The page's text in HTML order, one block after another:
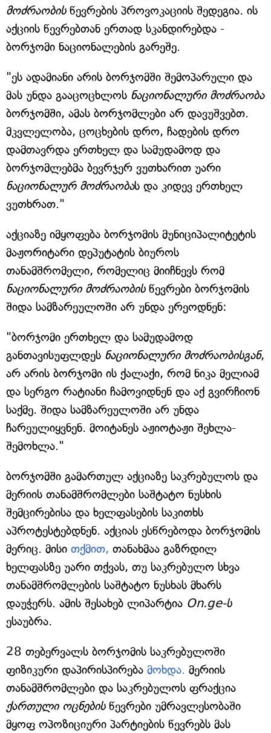
მოძრაობისწევრების პროვოკაციის შედეგია. ის
აქციის წევრებთან ერთად სკანდირებდა -
ბორჯომი ნაციონალების გარეშე.
"ეს ადამიანი არის ბორჯომში შემოპარული და
მას უნდა გააცოცხლოს ნაციონალური მოძრაობა
ბორჯომში, ამას ბორჯომლები არ დავუშვებთ.
მკვლელობა, ცოცხების დრო, ჩადების დრო
დამთავრდა ერთხელ და სამუდამოდ და
ბორჯომლებმა ბევრჯერ ვუთხარით უარი
ნაციონალურ მოძრაობას და კიდევ ერთხელ
ვუთხრათ."
აქციაზე იმყოფება ბორჯომის მუნიციპალიტეტის
მაჟორიტარი დეპუტატის ბიუროს
თანამშრომელი, რომელიც მიიჩნევს რომ
ნაციონალური მოძრაობისწევრები ბორჯომის
შიდა სამზარეულოში არ უნდა ერეოდნენ:
"ბორჯომი ერთხელ და სამუდამოდ
განთავისუფლდეს ნაციონალური მოძრაობისგან,
არ არის ბორჯომი ის ქალაქი, რომ ნიკა მელიამ
და სერგო რატიანი ჩამოვიდნენ და აქ გვირჩიონ
საქმე. შიდა სამზარეულოში არ უნდა
ჩარეულიყვნენ. მოიტანეს აჟიოტაჟი შეხლა-
შემოხლა."
ბორჯომში გამართულ აქციაზე საკრებულოს და
მერიის თანამშრომლები საშტატო ნუსხის
შემცირებისა და ხელფასების საკითხს
აპროტესტებდნენ. აქციას ესწრებოდა ბორჯომის
მერიც. მისი თქმით, თანახმაა გაზრდილ
ხელფასზე უარი თქვას, თუ საკრებულო სხვა
თანამშრომლების საშტატო ნუსხას მხარს
დაუჭერს. ამის შესახებ ლიპარტია On.ge-ს
ესაუბრა.
28 თებერვალს ბორჯომის საკრებულოში
ფიზიკური დაპირისპირება მოხდა. მერიის
თანამშრომლები და საკრებულოს ფრაქცია
ქართული ოცნებისწევრები უმრავლესობაში
მყოფ ოპოზიციური პარტიების წევრებს მას